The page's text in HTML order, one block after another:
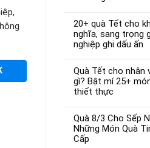
20+ quà Tết cho
nghĩa, sang trọng
nghiệp ghi dấu ấn
Quà Tết cho nhân
gì? Bật mí 25+
thiết thực
Quà 8/3 Cho Sếp
Những Món Quà
Cấp